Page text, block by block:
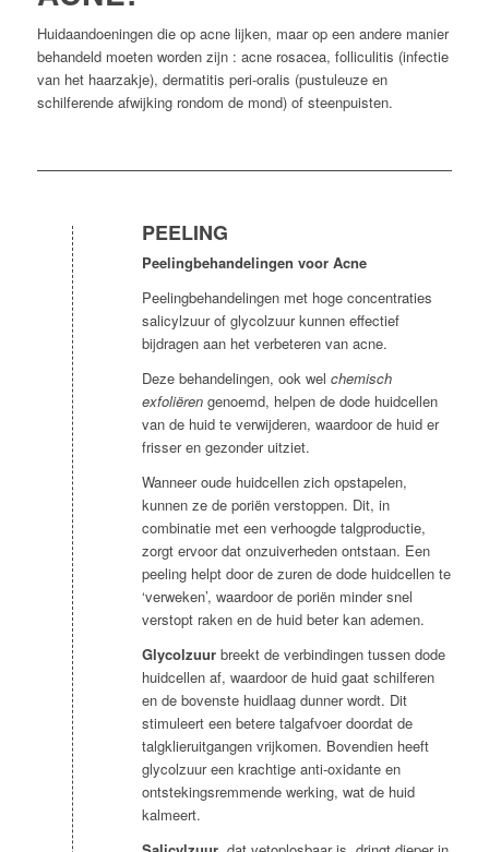
Huidaandoeningen die op acne lijken, maar op een andere manier
behandeld moeten worden zijn : acne rosacea, folliculitis (infectie
van het haarzakje), dermatitis peri-oralis (pustuleuze en
schilferende afwijking rondom de mond) of steenpuisten.
PEELING
Peelingbehandelingen voor Acne
Peelingbehandelingen met hoge concentraties
salicylzuur of glycolzuur kunnen effectief
bijdragen aan het verbeteren van acne.
Deze behandelingen, ook wel chemisch
exfoliërengenoemd, helpen de dode huidcellen
van de huid te verwijderen, waardoor de huid er
frisser en gezonder uitziet.
Wanneer oude huidcellen zich opstapelen,
kunnen ze de poriën verstoppen. Dit, in
combinatie met een verhoogde talgproductie,
zorgt ervoor dat onzuiverheden ontstaan. Een
peeling helpt door de zuren de dode huidcellen te
‘verweken’, waardoor de poriën minder snel
verstopt raken en de huid beter kan ademen.
Glycolzuurbreekt de verbindingen tussen dode
huidcellen af, waardoor de huid gaat schilferen
en de bovenste huidlaag dunner wordt. Dit
stimuleert een betere talgafvoer doordat de
talgklieruitgangen vrijkomen. Bovendien heeft
glycolzuur een krachtige anti-oxidante en
ontstekingsremmende werking, wat de huid
kalmeert.